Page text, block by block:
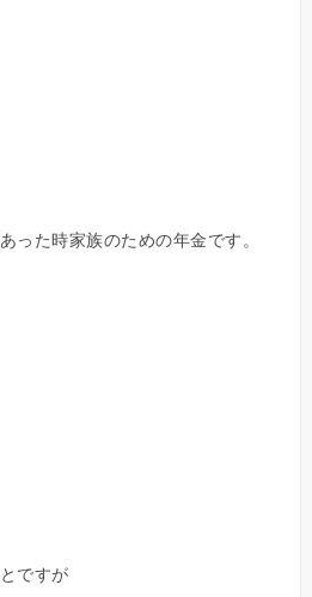
った時家族のための年金です。
ですが